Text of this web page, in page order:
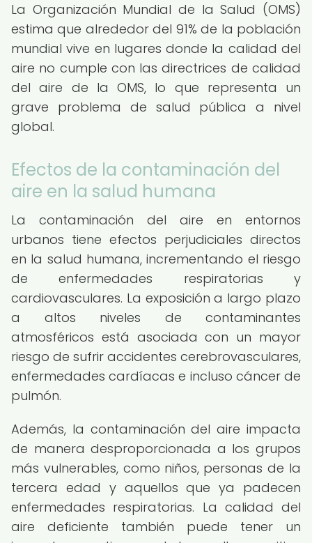
La Organización Mundial de la Salud (OMS)
estima que alrededor del 91% de la población
mundial vive en lugares donde la calidad del
aire no cumple con las directrices de calidad
del aire de la OMS, lo que representa un
grave problema de salud pública a nivel
global.
Efectos de la contaminación del
aire en la salud humana
La contaminación del aire en entornos
urbanos tiene efectos perjudiciales directos
en la salud humana, incrementando el riesgo
de enfermedades respiratorias y
cardiovasculares. La exposición a largo plazo
a altos niveles de contaminantes
atmosféricos está asociada con un mayor
riesgo de sufrir accidentes cerebrovasculares,
enfermedades cardíacas e incluso cáncer de
pulmón.
Además, la contaminación del aire impacta
de manera desproporcionada a los grupos
más vulnerables, como niños, personas de la
tercera edad y aquellos que ya padecen
enfermedades respiratorias. La calidad del
aire deficiente también puede tener un